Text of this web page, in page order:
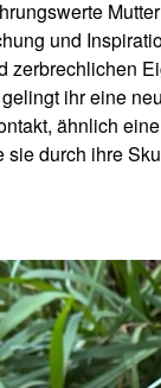
und
zerbrechlichen
ihr eine
ähnlich
durch ihre